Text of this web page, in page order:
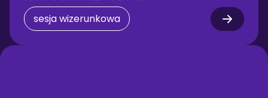
sesja wizerunkowa